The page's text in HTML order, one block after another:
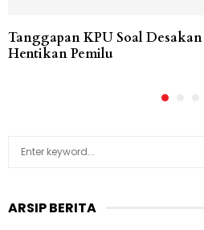
Tanggapan KPU Soal
Hentikan Pemilu
c
ARSIP BERITA